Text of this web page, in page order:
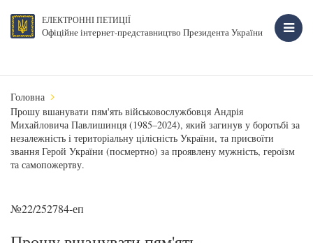
ЕЛЕКТРОННІ ПЕТИЦІЇ
Офіційне інтернет-представництво Президента України
Головна
Прошу вшанувати пям'ять військовослужбовця Андрія
Михайловича Павлишинця (1985–2024), який загинув у боротьбі за
незалежність і територіальну цілісність України, та присвоїти
звання Герой України (посмертно) за проявлену мужність, героїзм
та самопожертву.
№22/252784-еп